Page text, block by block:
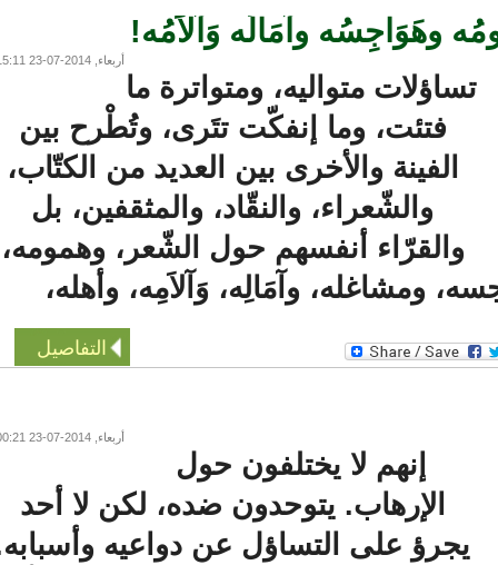
وهَوَاجِسُه وآمَالُه وَآلاَمُه!
أربعاء, 2014-07-23 15:11
متواليه، ومتواترة ما
فتئت، وما إنفكّت تتَرى، وتُطْرح بين
الفينة والأخرى بين العديد من الكتّاب،
والشّعراء، والنقّاد، والمثقفين، بل
والقرّاء أنفسهم حول الشّعر، وهمومه،
ومشاغله، وآمَالِه، وَآلاَمِه، وأهله،
التفاصيل
أربعاء, 2014-07-23 00:21
إنهم لا يختلفون حول
الإرهاب. يتوحدون ضده، لكن لا أحد
يجرؤ على التساؤل عن دواعيه وأسبابه.